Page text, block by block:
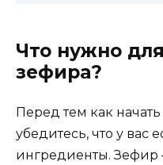
Что нужно
зефира?
Перед тем как
убедитесь, что у вас
ингредиенты. Зефир